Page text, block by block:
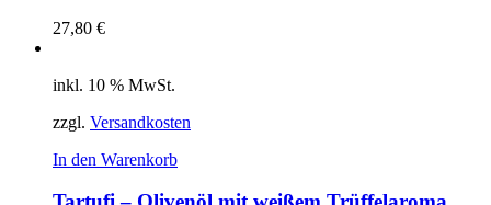
27,80 €
inkl. 10 % MwSt.
zzgl. Versandkosten
In den Warenkorb